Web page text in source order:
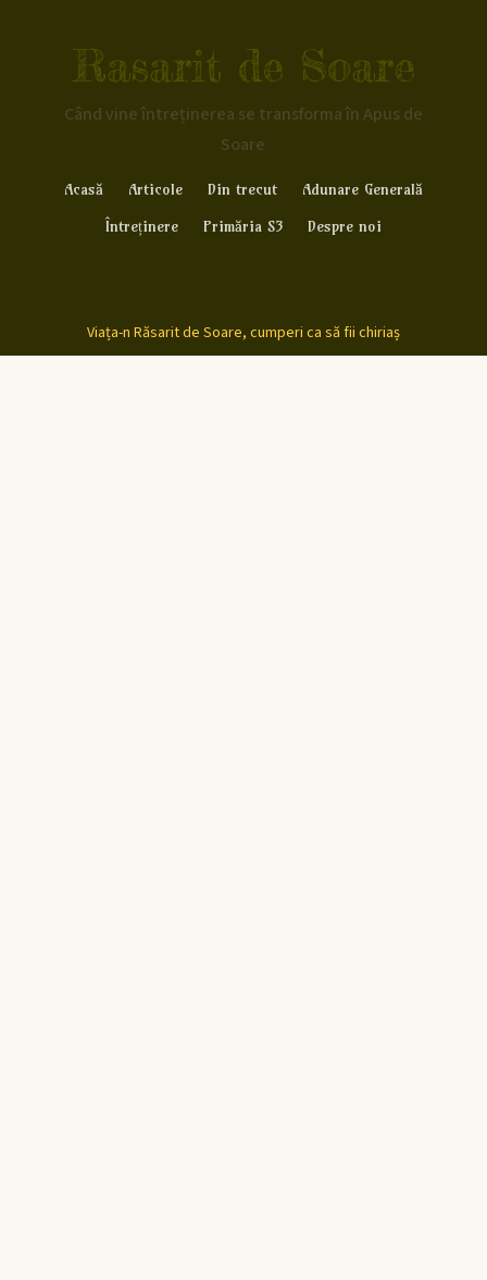
Rasarit de Soare
Când vine întreținerea se transforma în Apus de
Soare
Acasă Articole Din trecut
Adunare Generală
Întreținere
Primăria S3 Despre noi
Viața-n Răsarit de Soare, cumperi ca să fii chiriaș